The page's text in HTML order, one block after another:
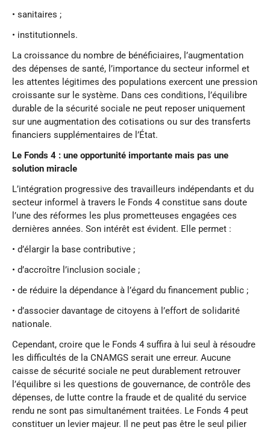
• sanitaires ;
• institutionnels.
La croissance du nombre de bénéficiaires, l’augmentation
des dépenses de santé, l’importance du secteur informel et
les attentes légitimes des populations exercent une pression
croissante sur le système. Dans ces conditions, l’équilibre
durable de la sécurité sociale ne peut reposer uniquement
sur une augmentation des cotisations ou sur des transferts
financiers supplémentaires de l’État.
Le Fonds 4 : une opportunité importante mais pas une
solution miracle
L’intégration progressive des travailleurs indépendants et du
secteur informel à travers le Fonds 4 constitue sans doute
l’une des réformes les plus prometteuses engagées ces
dernières années. Son intérêt est évident. Elle permet :
• d’élargir la base contributive ;
• d’accroître l’inclusion sociale ;
• de réduire la dépendance à l’égard du financement public ;
• d’associer davantage de citoyens à l’effort de solidarité
nationale.
Cependant, croire que le Fonds 4 suffira à lui seul à résoudre
les difficultés de la CNAMGS serait une erreur. Aucune
caisse de sécurité sociale ne peut durablement retrouver
l’équilibre si les questions de gouvernance, de contrôle des
dépenses, de lutte contre la fraude et de qualité du service
rendu ne sont pas simultanément traitées. Le Fonds 4 peut
constituer un levier majeur. Il ne peut pas être le seul pilier